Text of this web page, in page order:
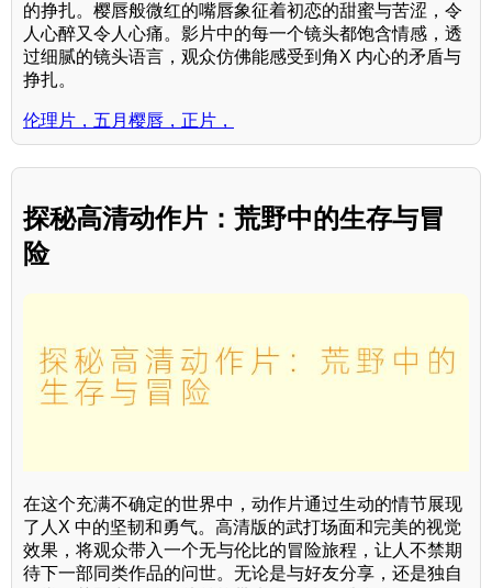
的挣扎。樱唇般微红的嘴唇象征着初恋的甜蜜与苦涩，令
人心醉又令人心痛。影片中的每一个镜头都饱含情感，透
过细腻的镜头语言，观众仿佛能感受到角X 内心的矛盾与
挣扎。
伦理片，五月樱唇，正片，
探秘高清动作片：荒野中的生存与冒
险
在这个充满不确定的世界中，动作片通过生动的情节展现
了人X 中的坚韧和勇气。高清版的武打场面和完美的视觉
效果，将观众带入一个无与伦比的冒险旅程，让人不禁期
待下一部同类作品的问世。无论是与好友分享，还是独自